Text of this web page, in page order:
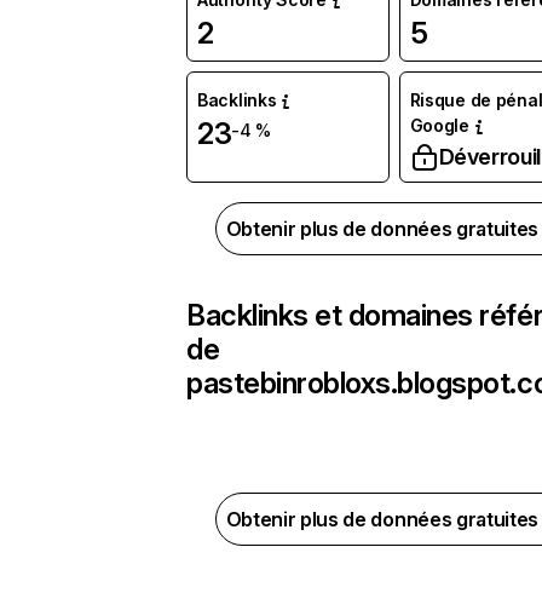
2 5
Backlinks
23-4 %
Risque de
Google
Obtenir plus de données
Backlinks et domaines
de
Obtenir plus de données